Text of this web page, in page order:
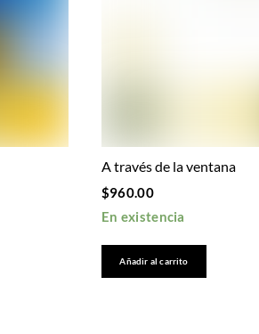
A través de la ventana
$960.00
En existencia
Añadir al carrito